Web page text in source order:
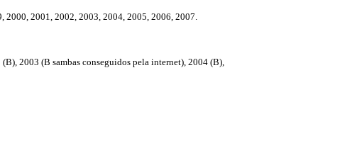
2000, 2001, 2002, 2003, 2004, 2005, 2006, 2007.
2003 (B sambas conseguidos pela internet), 2004 (B),